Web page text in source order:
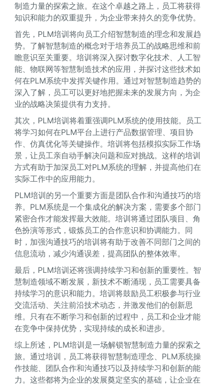
制造力量的探索之旅。在这个卓越之路上，员工将获得
知识和能力的双重提升，为企业带来持久的竞争优势。
首先，PLM培训将向员工介绍智慧制造的理念和发展趋
势。了解智慧制造的概念对于培养员工的战略思维和前
瞻意识至关重要。培训将深入探讨数字化技术、人工智
能、物联网等智慧制造技术的应用，并探讨这些技术如
何在PLM系统中发挥关键作用。通过对智慧制造趋势的
深入了解，员工可以更好地把握未来的发展方向，为企
业的战略决策提供有力支持。
其次，PLM培训将着重强调PLM系统的使用技能。员工
将学习如何在PLM平台上进行产品数据管理、项目协
作、仿真优化等关键操作。培训将包括模拟实际工作场
景，让员工亲自动手解决问题和应对挑战。这样的培训
方式有助于加深员工对PLM系统的理解，并提高他们在
实际工作中的应用能力。
PLM培训的另一个重要方面是团队合作和沟通技巧的培
养。PLM系统是一个集成化的解决方案，需要多个部门
紧密合作才能发挥最大效能。培训将通过团队项目、角
色扮演等形式，锻炼员工的合作意识和协调能力。同
时，加强沟通技巧的培训将有助于改善不同部门之间的
信息流动，减少沟通误差，提高团队的整体效率。
最后，PLM培训还将强调持续学习和创新的重要性。智
慧制造领域不断发展，新技术不断涌现，员工需要具备
持续学习的意识和能力。培训将鼓励员工积极参与行业
交流活动、关注前沿技术动态，并激发他们的创新思
维。只有在不断学习和创新的过程中，员工和企业才能
在竞争中保持优势，实现持续的成长和进步。
综上所述，PLM培训是一场解锁智慧制造力量的探索之
旅。通过培训，员工将获得智慧制造理念、PLM系统操
作技能、团队合作和沟通技巧以及持续学习和创新的能
力。这些都将为企业的发展奠定坚实的基础，让企业在